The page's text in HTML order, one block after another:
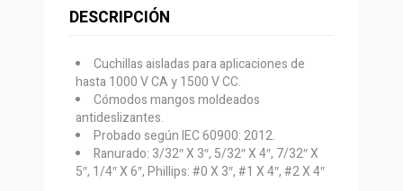
DESCRIPCIÓN
Cuchillas aisladas para aplicaciones de
hasta 1000 V CA y 1500 V CC.
Cómodos mangos moldeados
antideslizantes.
Probado según IEC 60900: 2012.
Ranurado: 3/32″ X 3″, 5/32″ X 4″, 7/32″ X
5″, 1/4″ X 6″, Phillips: #0 X 3″, #1 X 4″, #2 X 4″